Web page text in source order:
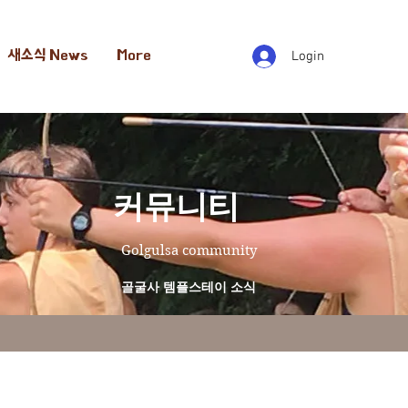
새소식 News More Login
​커뮤니티
Golgulsa community
골굴사 템플스테이 소식